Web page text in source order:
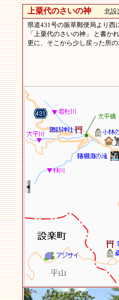
上粟代のさいの神北設楽
県道431号の振草郵便局より西
「上粟代のさいの神」 と書か
更に、そこから少し戻った所